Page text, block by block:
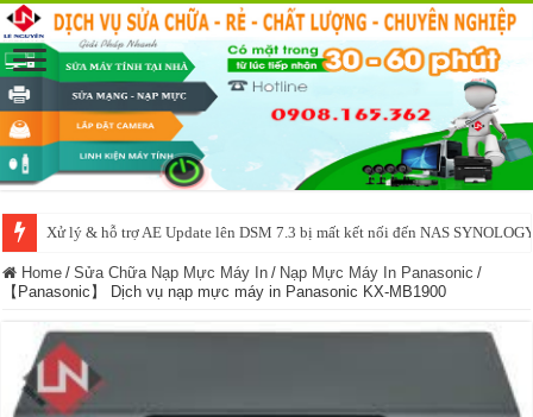
NAS IO DATA N3160 2BAY 4BAY – chạy SYNOLOGY, OMV, CASA
Home / Sửa Chữa Nạp Mực Máy In / Nạp Mực Máy In Panasonic /
【Panasonic】 Dịch vụ nạp mực máy in Panasonic KX-MB1900